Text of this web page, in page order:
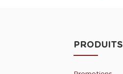
PRODUITS